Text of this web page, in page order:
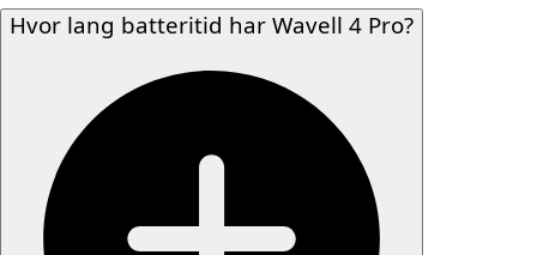
Hvor lang batteritid har Wavell 4 Pro?